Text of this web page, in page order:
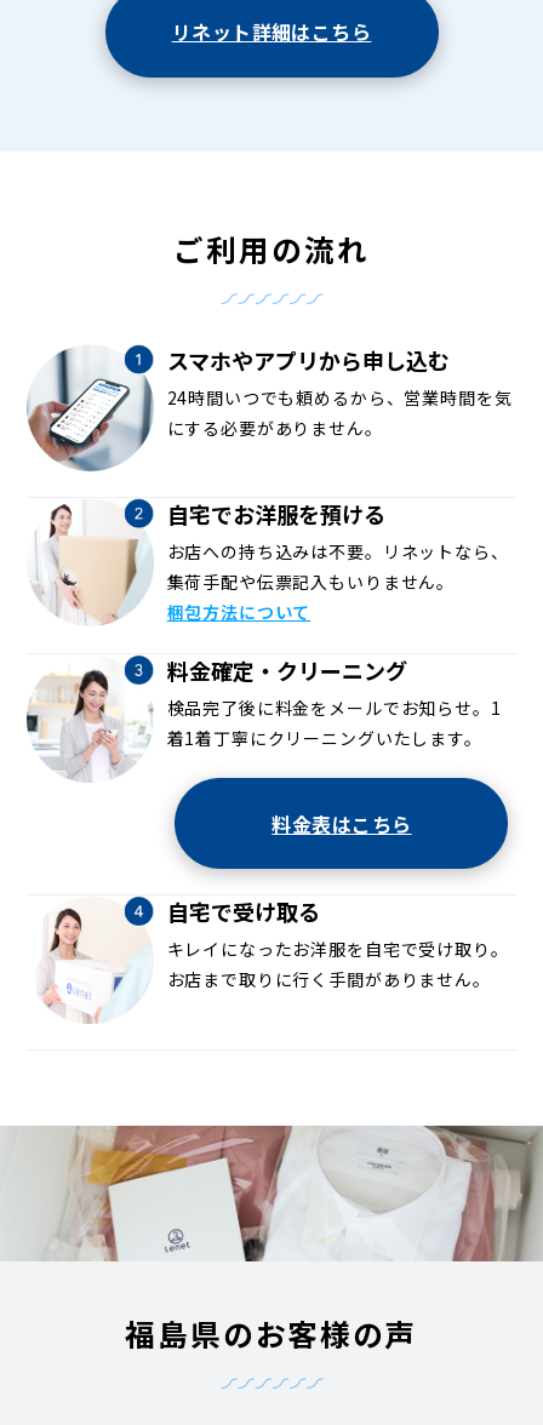
リネット詳細はこちら
ご利用の流れ
スマホやアプリから申し込む
24時間いつでも頼めるから、営業時間を気
にする必要がありません。
自宅でお洋服を預ける
お店への持ち込みは不要。リネットなら、
集荷手配や伝票記入もいりません。
梱包方法について
料金確定・クリーニング
検品完了後に料金をメールでお知らせ。1
着1着丁寧にクリーニングいたします。
料金表はこちら
自宅で受け取る
キレイになったお洋服を自宅で受け取り。
お店まで取りに行く手間がありません。
福島県のお客様の声